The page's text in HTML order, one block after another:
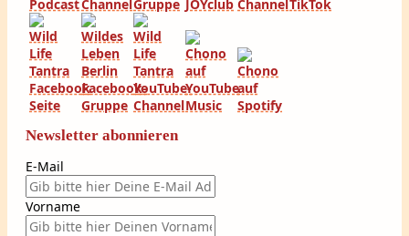
Newsletter abonnieren
E-Mail
Vorname